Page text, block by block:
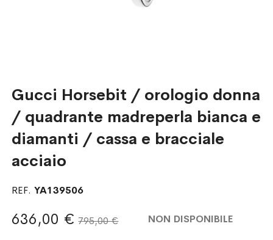
Gucci Horsebit / orologio donna
/ quadrante madreperla bianca e
diamanti / cassa e bracciale
acciaio
REF. YA139506
636,00 € 795,00 € NON DISPONIBILE